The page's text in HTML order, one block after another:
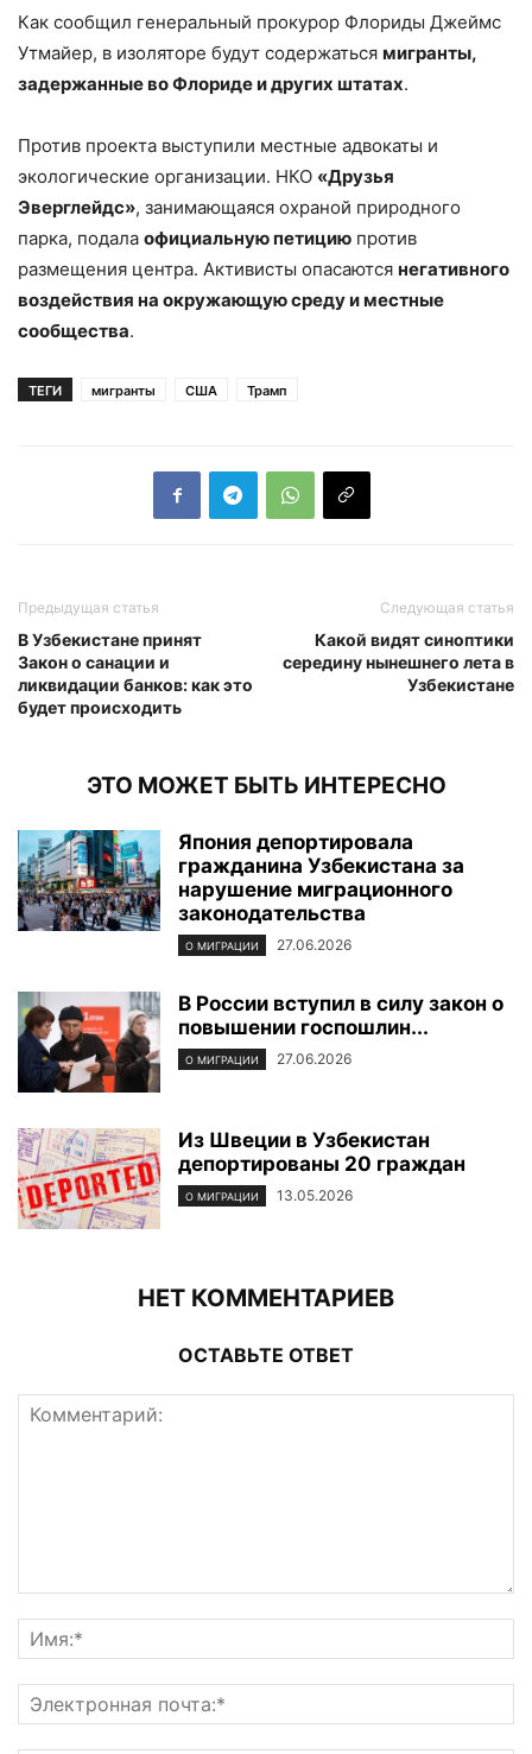
Как сообщил генеральный прокурор Флориды Джеймс
Утмайер, в изоляторе будут содержаться мигранты,
задержанные во Флориде и других штатах.
Против проекта выступили местные адвокаты и
экологические организации. НКО «Друзья
Эверглейдс», занимающаяся охраной природного
парка, подала официальную петицию против
размещения центра. Активисты опасаются негативного
воздействия на окружающую среду и местные
сообщества.
ТЕГИ мигранты США Трамп
Предыдущая статья
В Узбекистане принят
Закон о санации и
ликвидации банков: как это
будет происходить
Следующая статья
Какой видят синоптики
середину нынешнего лета в
Узбекистане
ЭТО МОЖЕТ БЫТЬ ИНТЕРЕСНО
Япония депортировала
гражданина Узбекистана за
нарушение миграционного
законодательства
О МИГРАЦИИ 27.06.2026
В России вступил в силу закон о
повышении госпошлин...
О МИГРАЦИИ 27.06.2026
Из Швеции в Узбекистан
депортированы 20 граждан
О МИГРАЦИИ 13.05.2026
НЕТ КОММЕНТАРИЕВ
ОСТАВЬТЕ ОТВЕТ